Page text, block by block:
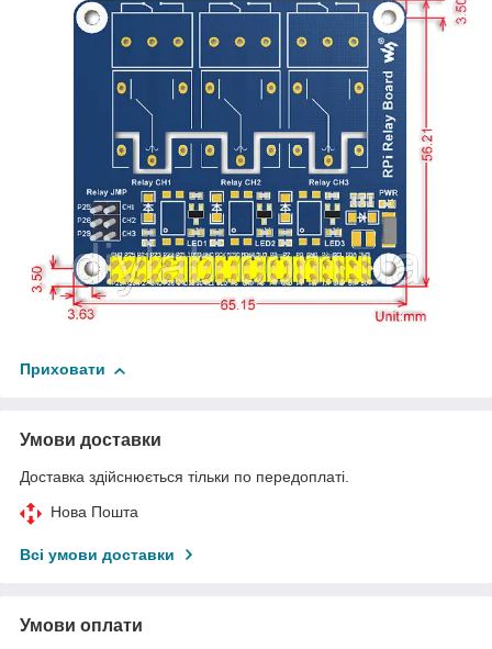
Приховати
Умови доставки
Доставка здійснюється тільки по передоплаті.
Нова Пошта
Всі умови доставки
Умови оплати